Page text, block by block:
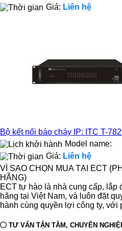
Giá: Liên hệ
Bộ kết nối báo cháy IP: ITC T-
Model name:
Giá: Liên hệ
VÌ SAO CHỌN MUA TẠI ECT
HÃNG)
ECT tự hào là nhà cung cấp, lắp
hãng tại Việt Nam, và luôn đặt
hành cùng quyền lợi công ty,
TƯ VẤN TẬN TÂM, CHUYÊN